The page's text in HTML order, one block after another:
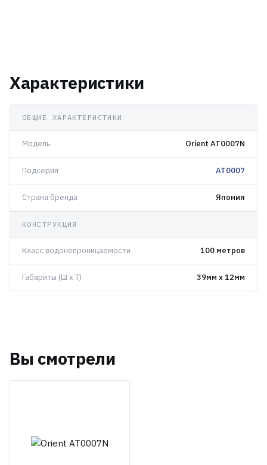
Характеристики
ОБЩИЕ ХАРАКТЕРИСТИКИ
Модель Orient AT0007N
Подсерия AT0007
Страна бренда Япония
КОНСТРУКЦИЯ
Класс водонепроницаемости 100 метров
Габариты (Ш x Т) 39мм x 12мм
Вы смотрели